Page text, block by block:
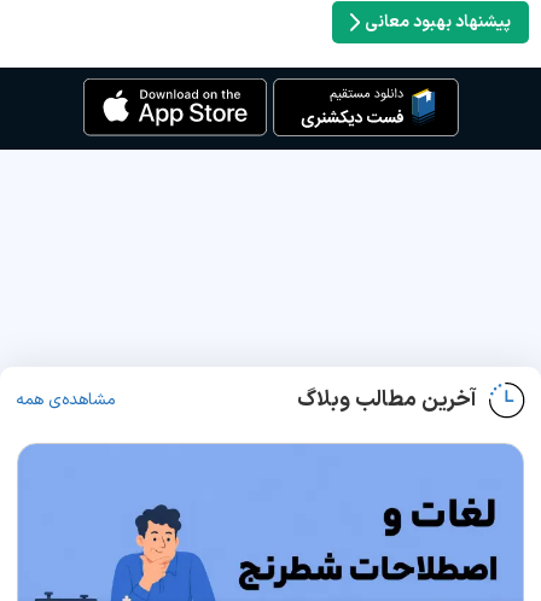
پیشنهاد بهبود معانی
آخرین مطالب وبلاگ مشاهده‌ی همه